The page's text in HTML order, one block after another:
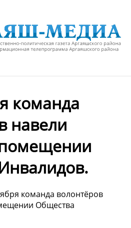
команда
навели
команда волонтёров
Общества